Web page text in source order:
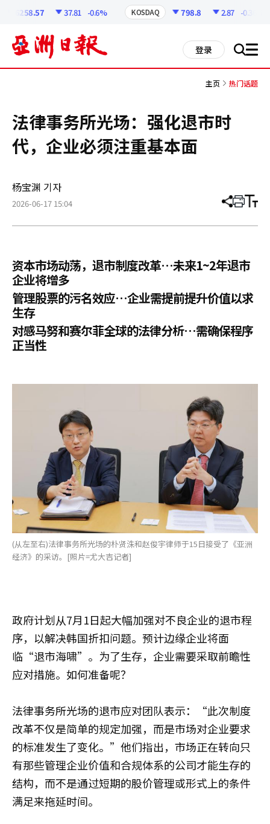
6258.57 37.81 -0.6% KOSDAQ 798.8 2.87 -0.36%
登录 搜 all
主页 热门话题
法律事务所光场：强化退市时
代，企业必须注重基本面
杨宝渊 기자
2026-06-17 15:04 分
章
打 调
小
资本市场动荡，退市制度改革…未来1~2年退市
企业将增多
管理股票的污名效应…企业需提前提升价值以求
生存
对感马努和赛尔菲全球的法律分析…需确保程序
正当性
(从左至右)法律事务所光场的朴贤洙和赵俊宇律师于15日接受了《亚洲
经济》的采访。[照片=尤大吉记者]
政府计划从7月1日起大幅加强对不良企业的退市程
序，以解决韩国折扣问题。预计边缘企业将面
临“退市海啸”。为了生存，企业需要采取前瞻性
应对措施。如何准备呢？
法律事务所光场的退市应对团队表示：“此次制度
改革不仅是简单的规定加强，而是市场对企业要求
的标准发生了变化。”他们指出，市场正在转向只
有那些管理企业价值和合规体系的公司才能生存的
结构，而不是通过短期的股价管理或形式上的条件
满足来拖延时间。